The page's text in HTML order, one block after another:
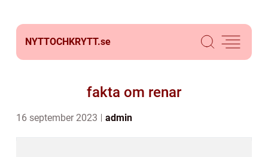
NYTTOCHKRYTT.se
fakta om renar
16 september 2023 admin